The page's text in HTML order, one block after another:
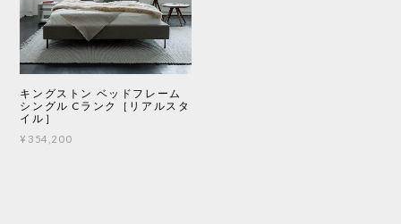
キングストン ベッドフレーム
シングル Cランク［リアルスタ
イル］
¥354,200